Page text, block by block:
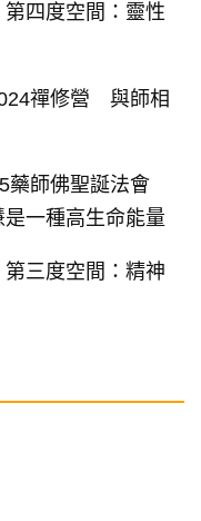
第四度空間：靈性
禪修營 與師相
藥師佛聖誕法會
一種高生命能量
第三度空間：精神